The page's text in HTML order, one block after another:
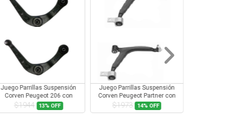
Juego Parrillas Suspensión
Corven Peugeot 206 con
Rotula
$1944 13% OFF
Juego Parrillas Suspensión
Corven Peugeot Partner con
Rotula
$1973 14% OFF